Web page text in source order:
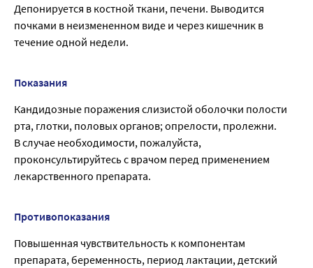
Депонируется в костной ткани, печени. Выводится
почками в неизмененном виде и через кишечник в
течение одной недели.
Показания
Кандидозные поражения слизистой оболочки полости
рта, глотки, половых органов; опрелости, пролежни.
В случае необходимости, пожалуйста,
проконсультируйтесь с врачом перед применением
лекарственного препарата.
Противопоказания
Повышенная чувствительность к компонентам
препарата, беременность, период лактации, детский